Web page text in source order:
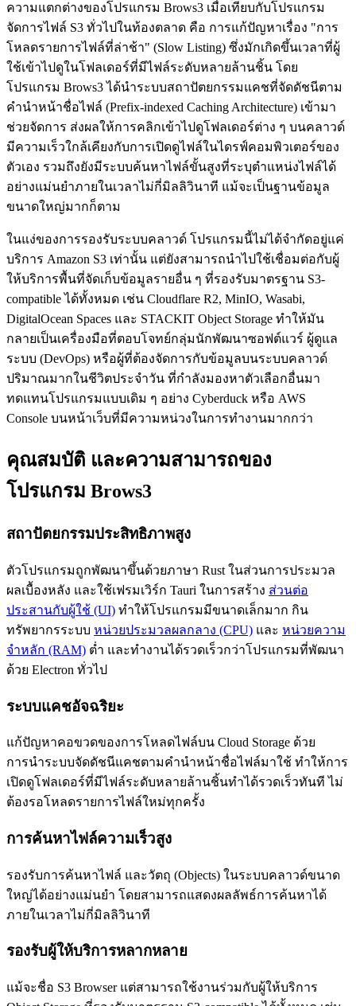
ความแตกต่างของโปรแกรม Brows3 เมื่อเทียบกับโปรแกรม
จัดการไฟล์ S3 ทั่วไปในท้องตลาด คือ การแก้ปัญหาเรื่อง "การ
โหลดรายการไฟล์ที่ล่าช้า" (Slow Listing) ซึ่งมักเกิดขึ้นเวลาที่ผู้
ใช้เข้าไปดูในโฟลเดอร์ที่มีไฟล์ระดับหลายล้านชิ้น โดย
โปรแกรม Brows3 ได้นำระบบสถาปัตยกรรมแคชที่จัดดัชนีตาม
คำนำหน้าชื่อไฟล์ (Prefix-indexed Caching Architecture) เข้ามา
ช่วยจัดการ ส่งผลให้การคลิกเข้าไปดูโฟลเดอร์ต่าง ๆ บนคลาวด์
มีความเร็วใกล้เคียงกับการเปิดดูไฟล์ในไดรฟ์คอมพิวเตอร์ของ
ตัวเอง รวมถึงยังมีระบบค้นหาไฟล์ขั้นสูงที่ระบุตำแหน่งไฟล์ได้
อย่างแม่นยำภายในเวลาไม่กี่มิลลิวินาที แม้จะเป็นฐานข้อมูล
ขนาดใหญ่มากก็ตาม
ในแง่ของการรองรับระบบคลาวด์ โปรแกรมนี้ไม่ได้จำกัดอยู่แค่
บริการ Amazon S3 เท่านั้น แต่ยังสามารถนำไปใช้เชื่อมต่อกับผู้
ให้บริการพื้นที่จัดเก็บข้อมูลรายอื่น ๆ ที่รองรับมาตรฐาน S3-
compatible ได้ทั้งหมด เช่น Cloudflare R2, MinIO, Wasabi,
DigitalOcean Spaces และ STACKIT Object Storage ทำให้มัน
กลายเป็นเครื่องมือที่ตอบโจทย์กลุ่มนักพัฒนาซอฟต์แวร์ ผู้ดูแล
ระบบ (DevOps) หรือผู้ที่ต้องจัดการกับข้อมูลบนระบบคลาวด์
ปริมาณมากในชีวิตประจำวัน ที่กำลังมองหาตัวเลือกอื่นมา
ทดแทนโปรแกรมแบบเดิม ๆ อย่าง Cyberduck หรือ AWS
Console บนหน้าเว็บที่มีความหน่วงในการทำงานมากกว่า
คุณสมบัติ และความสามารถของ
โปรแกรม Brows3
สถาปัตยกรรมประสิทธิภาพสูง
ตัวโปรแกรมถูกพัฒนาขึ้นด้วยภาษา Rust ในส่วนการประมวล
ผลเบื้องหลัง และใช้เฟรมเวิร์ก Tauri ในการสร้าง ส่วนต่อ
ประสานกับผู้ใช้ (UI) ทำให้โปรแกรมมีขนาดเล็กมาก กิน
ทรัพยากรระบบ หน่วยประมวลผลกลาง (CPU) และ หน่วยความ
จำหลัก (RAM) ต่ำ และทำงานได้รวดเร็วกว่าโปรแกรมที่พัฒนา
ด้วย Electron ทั่วไป
ระบบแคชอัจฉริยะ
แก้ปัญหาคอขวดของการโหลดไฟล์บน Cloud Storage ด้วย
การนำระบบจัดดัชนีแคชตามคำนำหน้าชื่อไฟล์มาใช้ ทำให้การ
เปิดดูโฟลเดอร์ที่มีไฟล์ระดับหลายล้านชิ้นทำได้รวดเร็วทันที ไม่
ต้องรอโหลดรายการไฟล์ใหม่ทุกครั้ง
การค้นหาไฟล์ความเร็วสูง
รองรับการค้นหาไฟล์ และวัตถุ (Objects) ในระบบคลาวด์ขนาด
ใหญ่ได้อย่างแม่นยำ โดยสามารถแสดงผลลัพธ์การค้นหาได้
ภายในเวลาไม่กี่มิลลิวินาที
รองรับผู้ให้บริการหลากหลาย
แม้จะชื่อ S3 Browser แต่สามารถใช้งานร่วมกับผู้ให้บริการ